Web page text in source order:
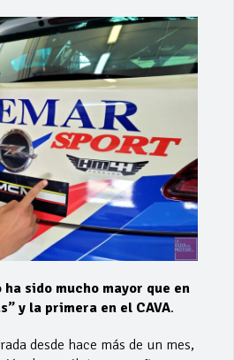
ha sido mucho mayor que en
y la primera en el CAVA.
desde hace más de un mes,